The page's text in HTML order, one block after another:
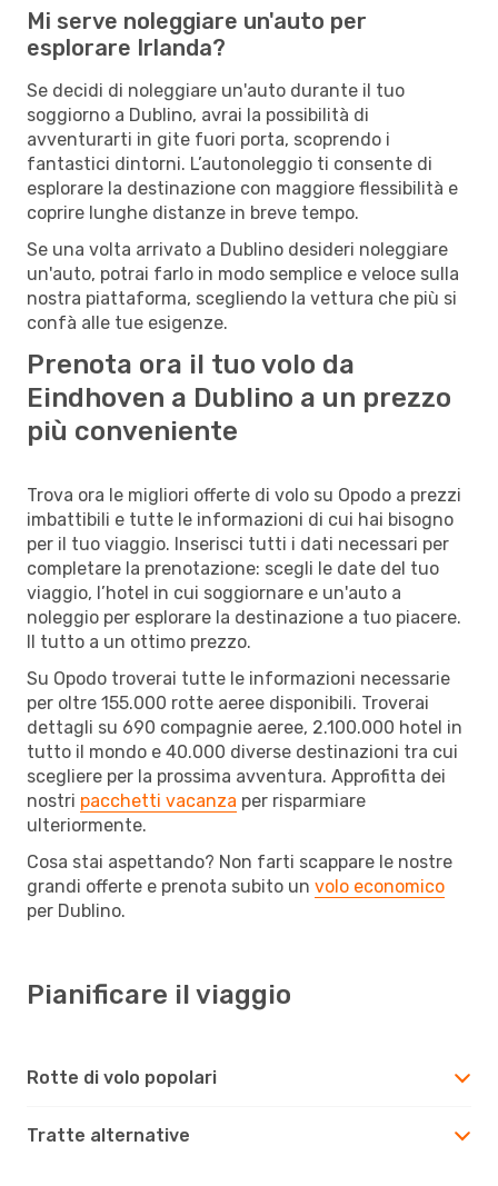
Mi serve noleggiare un'auto per
esplorare Irlanda?
Se decidi di noleggiare un'auto durante il tuo
soggiorno a Dublino, avrai la possibilità di
avventurarti in gite fuori porta, scoprendo i
fantastici dintorni. L’autonoleggio ti consente di
esplorare la destinazione con maggiore flessibilità e
coprire lunghe distanze in breve tempo.
Se una volta arrivato a Dublino desideri noleggiare
un'auto, potrai farlo in modo semplice e veloce sulla
nostra piattaforma, scegliendo la vettura che più si
confà alle tue esigenze.
Prenota ora il tuo volo da
Eindhoven a Dublino a un prezzo
più conveniente
Trova ora le migliori offerte di volo su Opodo a prezzi
imbattibili e tutte le informazioni di cui hai bisogno
per il tuo viaggio. Inserisci tutti i dati necessari per
completare la prenotazione: scegli le date del tuo
viaggio, l’hotel in cui soggiornare e un'auto a
noleggio per esplorare la destinazione a tuo piacere.
Il tutto a un ottimo prezzo.
Su Opodo troverai tutte le informazioni necessarie
per oltre 155.000 rotte aeree disponibili. Troverai
dettagli su 690 compagnie aeree, 2.100.000 hotel in
tutto il mondo e 40.000 diverse destinazioni tra cui
scegliere per la prossima avventura. Approfitta dei
nostri pacchetti vacanza per risparmiare
ulteriormente.
Cosa stai aspettando? Non farti scappare le nostre
grandi offerte e prenota subito un volo economico
per Dublino.
Pianificare il viaggio
Rotte di volo popolari
Tratte alternative